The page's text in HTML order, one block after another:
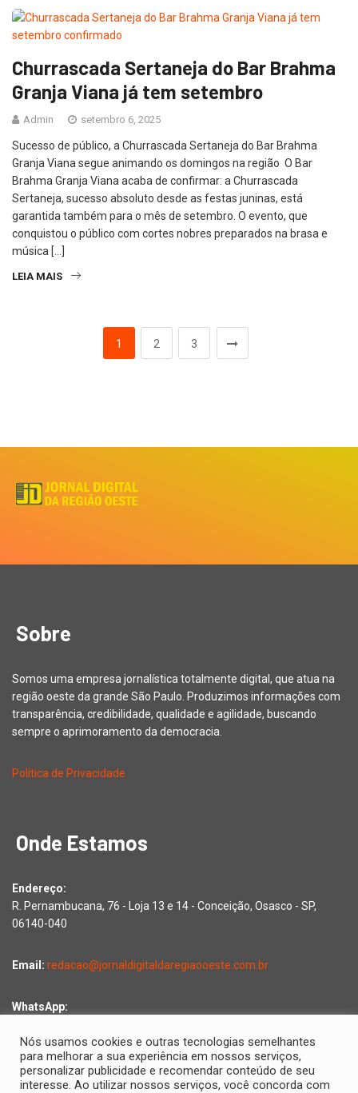
Churrascada Sertaneja do Bar Brahma
Granja Viana já tem setembro
Admin setembro 6, 2025
Sucesso de público, a Churrascada Sertaneja do Bar Brahma
Granja Viana segue animando os domingos na região O Bar
Brahma Granja Viana acaba de confirmar: a Churrascada
Sertaneja, sucesso absoluto desde as festas juninas, está
garantida também para o mês de setembro. O evento, que
conquistou o público com cortes nobres preparados na brasa e
música […]
LEIA MAIS
1 2 3
Sobre
Somos uma empresa jornalística totalmente digital, que atua na
região oeste da grande São Paulo. Produzimos informações com
transparência, credibilidade, qualidade e agilidade, buscando
sempre o aprimoramento da democracia.
Política de Privacidade
Onde Estamos
Endereço:
R. Pernambucana, 76 - Loja 13 e 14 - Conceição, Osasco - SP,
06140-040
Email: redacao@jornaldigitaldaregiaooeste.com.br
WhatsApp:
Nós usamos cookies e outras tecnologias semelhantes
para melhorar a sua experiência em nossos serviços,
personalizar publicidade e recomendar conteúdo de seu
interesse. Ao utilizar nossos serviços, você concorda com